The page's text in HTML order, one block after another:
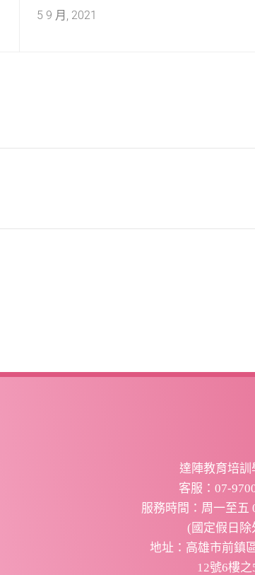
5 9 月, 2021
達陣教育培訓
客服：07-
服務時間：周一至五
(國定假日除
地址：高雄市前鎮
12號6樓之